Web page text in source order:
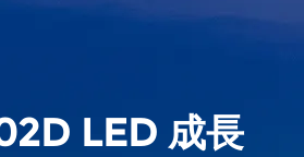
LED 成長